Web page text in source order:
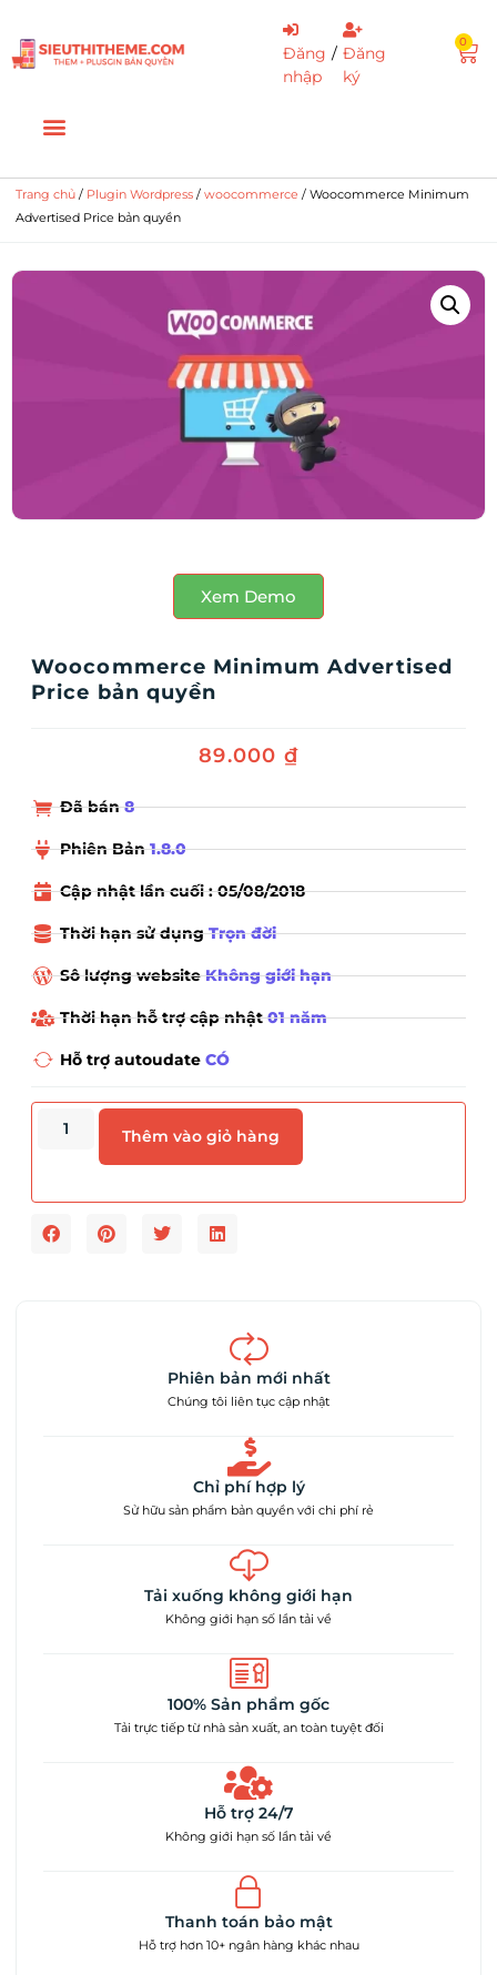
Đăng
nhập
/ Đăng
ký
0
Trang chủ / Plugin Wordpress / woocommerce / Woocommerce Minimum
Advertised Price bản quyền
Xem Demo
Woocommerce Minimum Advertised
Price bản quyền
89.000 ₫
Đã bán8
Phiên Bản1.8.0
Cập nhật lần cuối : 05/08/2018
Thời hạn sử dụngTrọn đời
Sô lượng websiteKhông giới hạn
Thời hạn hỗ trợ cập nhật01 năm
Hỗ trợ autoudateCÓ
Thêm vào giỏ hàng
Phiên bản mới nhất
Chúng tôi liên tục cập nhật
Chỉ phí hợp lý
Sử hữu sản phẩm bản quyền với chi phí rẻ
Tải xuống không giới hạn
Không giới hạn số lần tải về
100% Sản phẩm gốc
Tải trực tiếp từ nhà sản xuất, an toàn tuyệt đối
Hỗ trợ 24/7
Không giới hạn số lần tải về
Thanh toán bảo mật
Hỗ trợ hơn 10+ ngân hàng khác nhau